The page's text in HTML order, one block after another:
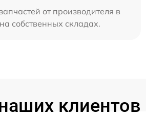
от производителя в
собственных складах.
клиентов